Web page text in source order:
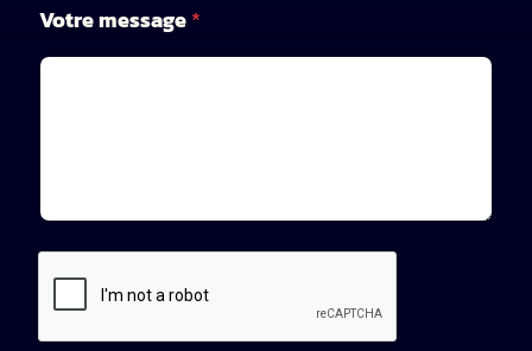
m
e
o
t
Votre message*